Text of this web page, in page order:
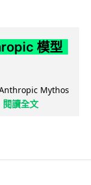
模型
Mythos
閱讀全文